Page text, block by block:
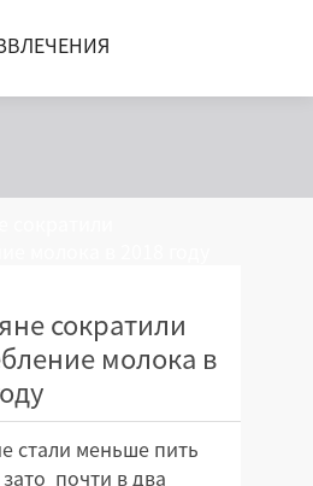
сократили
молока в
стали меньше пить
почти в два